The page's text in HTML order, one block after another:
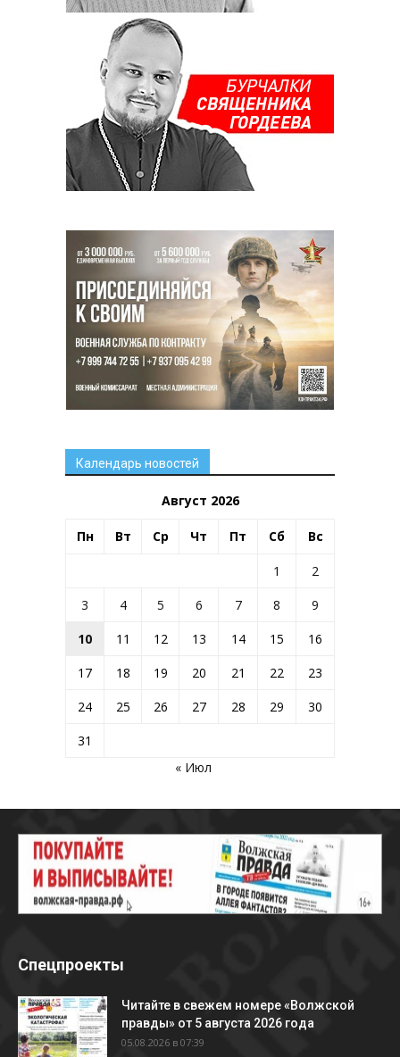
Календарь новостей
Август 2026
Пн Вт Ср Чт Пт Сб Вс
1
2
3
4 5 6 7 8
9
10
11 12 13 14 15
16
17
18 19 20 21 22
23
24
25 26 27 28 29
30
31
« Июл
Спецпроекты
Читайте в свежем номере «Волжской
правды» от 5 августа 2026 года
05.08.2026 в 07:39